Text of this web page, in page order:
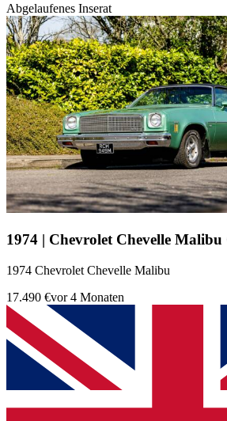
Abgelaufenes Inserat
1974 | Chevrolet Chevelle Malibu
1974 Chevrolet Chevelle Malibu
17.490 €vor 4 Monaten